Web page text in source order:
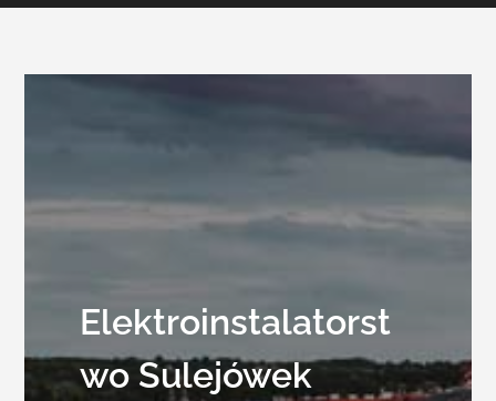
Elektroinstalatorst
wo Sulejówek